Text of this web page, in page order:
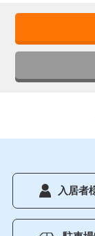
入居者